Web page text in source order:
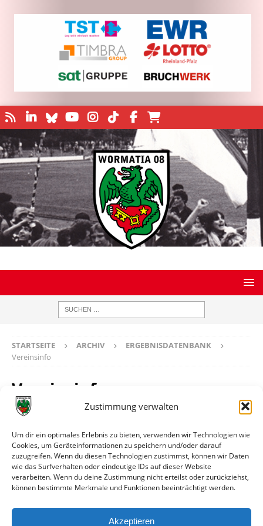
Zustimmung verwalten
Um dir ein optimales Erlebnis zu bieten, verwenden wir Technologien wie
Cookies, um Geräteinformationen zu speichern und/oder darauf
zuzugreifen. Wenn du diesen Technologien zustimmst, können wir Daten
wie das Surfverhalten oder eindeutige IDs auf dieser Website
verarbeiten. Wenn du deine Zustimmung nicht erteilst oder zurückziehst,
können bestimmte Merkmale und Funktionen beeinträchtigt werden.
Akzeptieren
STARTSEITE ARCHIV
ERGEBNISDATENBANK
Vereinsinfo
Vereinsinfo
Kickers Worms
Ort Worms
Weitere Informationen
Spiele gegen die erste Mannschaft